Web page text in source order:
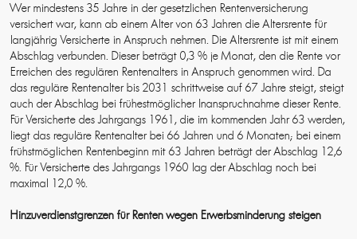
Wer mindestens 35 Jahre in der gesetzlichen Rentenversicherung
versichert war, kann ab einem Alter von 63 Jahren die Altersrente für
langjährig Versicherte in Anspruch nehmen. Die Altersrente ist mit einem
Abschlag verbunden. Dieser beträgt 0,3 % je Monat, den die Rente vor
Erreichen des regulären Rentenalters in Anspruch genommen wird. Da
das reguläre Rentenalter bis 2031 schrittweise auf 67 Jahre steigt, steigt
auch der Abschlag bei frühestmöglicher Inanspruchnahme dieser Rente.
Für Versicherte des Jahrgangs 1961, die im kommenden Jahr 63 werden,
liegt das reguläre Rentenalter bei 66 Jahren und 6 Monaten; bei einem
frühstmöglichen Rentenbeginn mit 63 Jahren beträgt der Abschlag 12,6
%. Für Versicherte des Jahrgangs 1960 lag der Abschlag noch bei
maximal 12,0 %.
Hinzuverdienstgrenzen für Renten wegen Erwerbsminderung steigen